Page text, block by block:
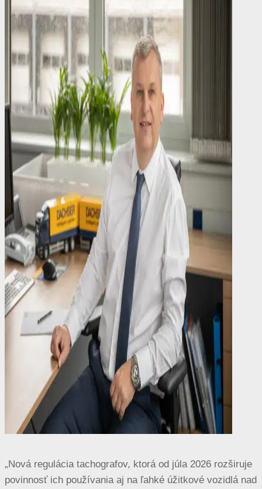
„Nová regulácia tachografov, ktorá od júla 2026 rozširuje
povinnosť ich používania aj na ľahké úžitkové vozidlá nad